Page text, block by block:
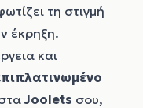
τη στιγμή
έκρηξη.
και
Joolets σου,